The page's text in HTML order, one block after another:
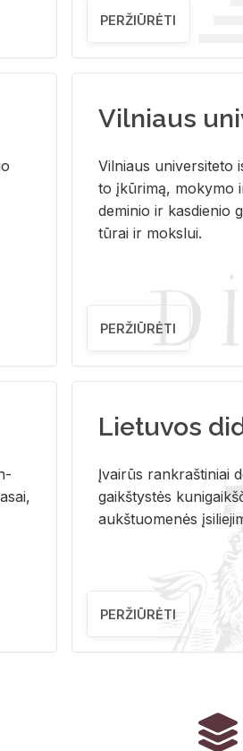
PERŽIŪRĖTI
Vilniaus
Vil­niaus uni­ver­si­te­to
to įkū­ri­mą, mo­ky­mo
de­mi­nio ir kas­die­nio
tū­rai ir moks­lui.
PERŽIŪRĖTI
Lietuvos
Įvai­rūs rank­raš­ti­niai
gaikš­tys­tės
aukš­tuo­me­nės
PERŽIŪRĖTI